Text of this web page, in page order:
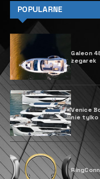
POPULARNE
Galeon
zegarek
Venice
nie tylko
czerwca